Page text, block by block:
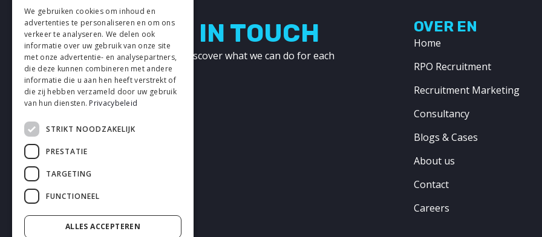
LETS GET IN TOUCH
Get in touch with us and discover what we can do for each
other!
CONTACT
OVER EN
Home
RPO Recruitment
Recruitment Marketing
Consultancy
Blogs & Cases
About us
Contact
Careers
We gebruiken cookies om inhoud en
advertenties te personaliseren en om ons
verkeer te analyseren. We delen ook
informatie over uw gebruik van onze site
met onze advertentie- en analysepartners,
die deze kunnen combineren met andere
informatie die u aan hen heeft verstrekt of
die zij hebben verzameld door uw gebruik
van hun diensten. Privacybeleid
STRIKT NOODZAKELIJK
PRESTATIE
TARGETING
FUNCTIONEEL
ALLES ACCEPTEREN